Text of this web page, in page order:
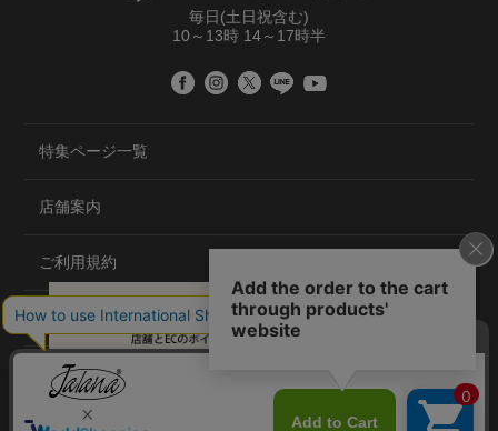
毎日(土日祝含む)
10～13時 14～17時半
特集ページ一覧
店舗案内
ご利用規約
プライバシーポリシー
特定商取引法について